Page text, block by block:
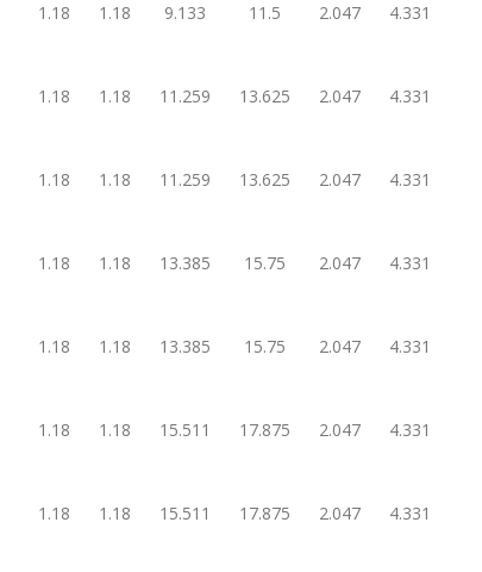
1.18 1.18 9.133 11.5 2.047 4.331
1.18 1.18 11.259 13.625 2.047 4.331
1.18 1.18 11.259 13.625 2.047 4.331
1.18 1.18 13.385 15.75 2.047 4.331
1.18 1.18 13.385 15.75 2.047 4.331
1.18 1.18 15.511 17.875 2.047 4.331
1.18 1.18 15.511 17.875 2.047 4.331